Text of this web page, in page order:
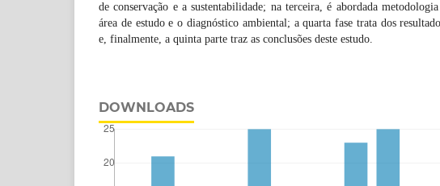
de conservação e a sustentabilidade; na terceira, é abordada
área de estudo e o diagnóstico ambiental; a quarta fase trata dos
e, finalmente, a quinta parte traz as conclusões deste estudo.
DOWNLOADS